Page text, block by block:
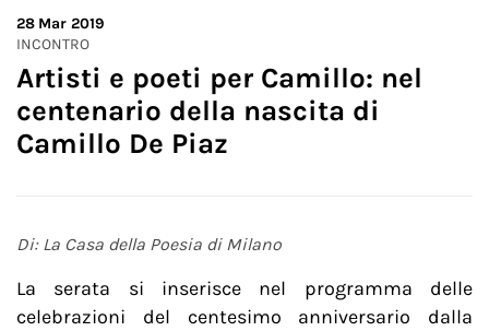
28 Mar 2019
INCONTRO
Artisti e poeti per Camillo: nel
centenario della nascita di
Camillo De Piaz
Di: La Casa della Poesia di Milano
La serata si inserisce nel programma delle
celebrazioni del centesimo anniversario dalla